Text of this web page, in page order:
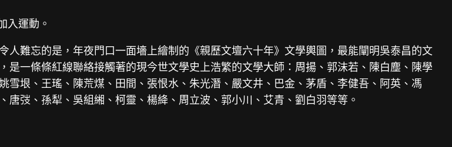
入運動。
難忘的是，年夜門口一面墻上繪制的《親歷文壇六十年》文學輿圖，最能闡明吳泰昌的文
一條條紅線聯絡接觸著的現今世文學史上浩繁的文學大師：周揚、郭沫若、陳白塵、陳學
垠、王瑤、陳荒煤、田間、張恨水、朱光潛、嚴文井、巴金、茅盾、李健吾、阿英、馮
弢、孫犁、吳組緗、柯靈、楊絳、周立波、郭小川、艾青、劉白羽等等。